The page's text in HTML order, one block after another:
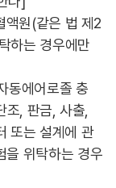
액원(같은 법 제2
하는 경우에만
동에어로졸 충
, 판금, 사출,
또는 설계에 관
을 위탁하는 경우